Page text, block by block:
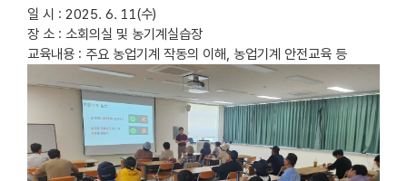
일 시 : 2025. 6. 11(수)
장 소 : 소회의실 및 농기계실습장
교육내용 : 주요 농업기계 작동의 이해, 농업기계 안전교육 등